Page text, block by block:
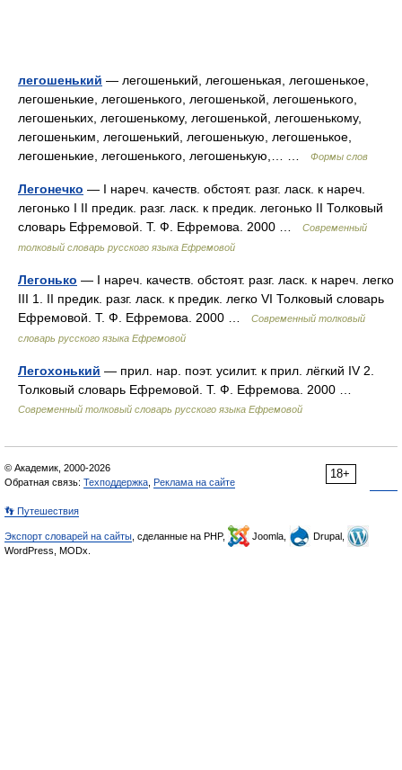
легошенький — легошенький, легошенькая, легошенькое,
легошенькие, легошенького, легошенькой, легошенького,
легошеньких, легошенькому, легошенькой, легошенькому,
легошеньким, легошенький, легошенькую, легошенькое,
легошенькие, легошенького, легошенькую,… …
Формы слов
Легонечко — I нареч. качеств. обстоят. разг. ласк. к нареч.
легонько I II предик. разг. ласк. к предик. легонько II Толковый
словарь Ефремовой. Т. Ф. Ефремова. 2000 …
Современный
толковый словарь русского языка Ефремовой
Легонько — I нареч. качеств. обстоят. разг. ласк. к нареч. легко
III 1. II предик. разг. ласк. к предик. легко VI Толковый словарь
Ефремовой. Т. Ф. Ефремова. 2000 …
Современный толковый
словарь русского языка Ефремовой
Легохонький — прил. нар. поэт. усилит. к прил. лёгкий IV 2.
Толковый словарь Ефремовой. Т. Ф. Ефремова. 2000 …
Современный толковый словарь русского языка Ефремовой
18+
© Академик, 2000-2026
Обратная связь: Техподдержка Реклама на сайте
👣 Путешествия
Экспорт словарей на сайты , сделанные на PHP, Joomla,
Drupal,
WordPress, MODx.